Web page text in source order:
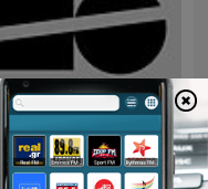
Θέατρο - Κύκλος
συζητήσεων